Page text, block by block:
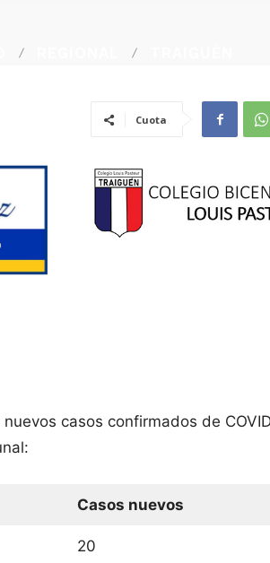
Cuota
casos confirmados de
Casos nuevos
20